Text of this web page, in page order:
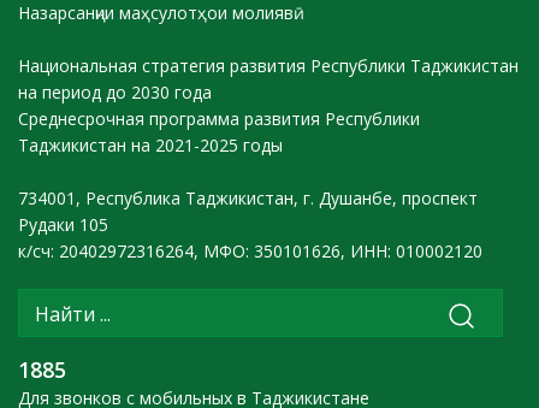
Назарсанҷии маҳсулотҳои молиявӣ
Национальная стратегия развития Республики Таджикистан
на период до 2030 года
Среднесрочная программа развития Республики
Таджикистан на 2021-2025 годы
734001, Республика Таджикистан, г. Душанбе, проспект
Рудаки 105
к/сч: 20402972316264, МФО: 350101626, ИНН: 010002120
1885
Для звонков с мобильных в Таджикистане